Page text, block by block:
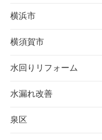
横浜市
横須賀市
水回りリフォーム
水漏れ改善
泉区